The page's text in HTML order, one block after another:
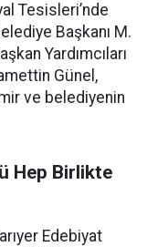
Tesisleri’nde
Başkanı M.
Yardımcıları
Günel,
ve belediyenin
Hep Birlikte
Edebiyat